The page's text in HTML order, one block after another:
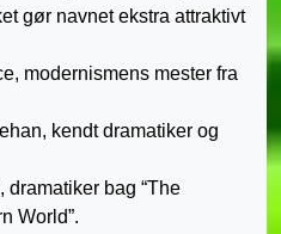
gør navnet ekstra attraktivt
modernismens mester fra
kendt dramatiker og
dramatiker bag “The
World”.